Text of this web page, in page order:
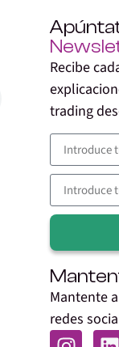
Recibe
trading
Mantente
redes